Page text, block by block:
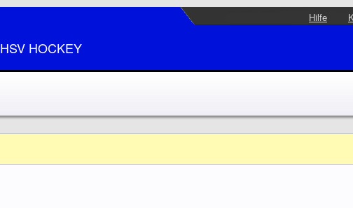
Hilfe
HSV HOCKEY